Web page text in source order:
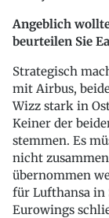
Angeblich
beurteilen Sie
Strategisch
mit Airbus,
Wizz stark in
Keiner der
stemmen. Es
nicht
übernommen
für Lufthansa in
Eurowings